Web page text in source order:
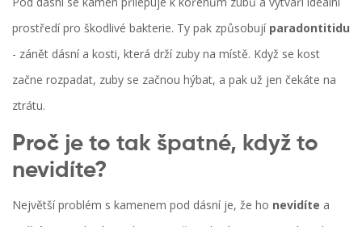
prostředí pro škodlivé bakterie. Ty pak způsobují paradontitidu
- zánět dásní a kosti, která drží zuby na místě. Když se kost
začne rozpadat, zuby se začnou hýbat, a pak už jen čekáte na
ztrátu.
Proč je to tak špatné, když to
nevidíte?
Největší problém s kamenem pod dásní je, že ho nevidíte a